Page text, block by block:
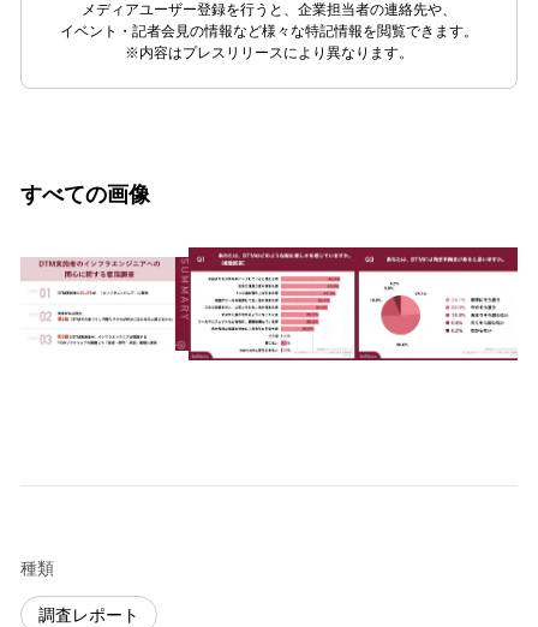
メディアユーザー登録を行うと、企業担当者の連絡先や、
イベント・記者会見の情報など様々な特記情報を閲覧できます。
※内容はプレスリリースにより異なります。
すべての画像
種類
調査レポート